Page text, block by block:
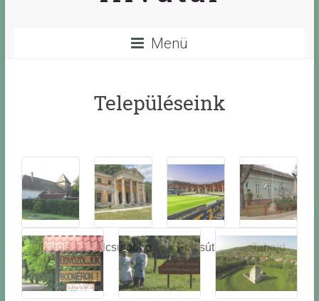
Menü
Településeink
Óbarok
Alcsútdobo
z
Felcsút Tabajd